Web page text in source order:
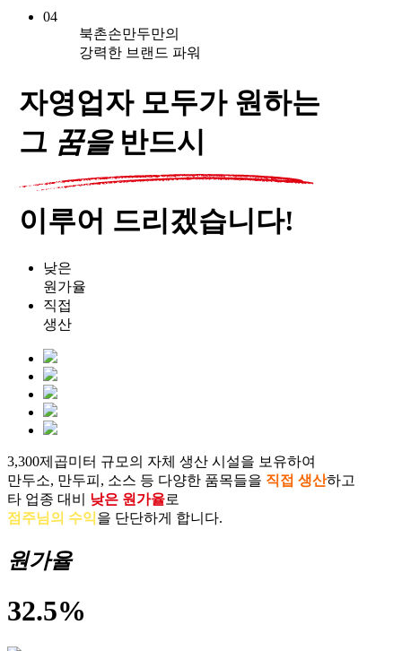
04
북촌손만두만의
강력한 브랜드 파워
자영업자 모두가 원하는
그 꿈을반드시
이루어 드리겠습니다!
낮은
원가율
직접
생산
3,300제곱미터 규모의 자체 생산 시설을 보유하여
만두소, 만두피, 소스 등 다양한 품목들을 직접 생산하고
타 업종 대비 낮은 원가율로
점주님의 수익을 단단하게 합니다.
원가율
32.5%